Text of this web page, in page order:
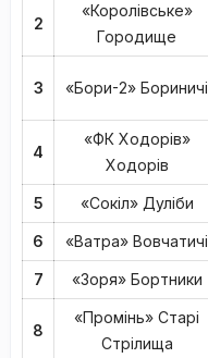
2
«Королівське»
Городище
3 «Бори-2» Бориничі
4
«ФК Ходорів»
Ходорів
5 «Сокіл» Дуліби
6 «Ватра» Вовчатичі
7 «Зоря» Бортники
8
«Промінь» Старі
Стрілища